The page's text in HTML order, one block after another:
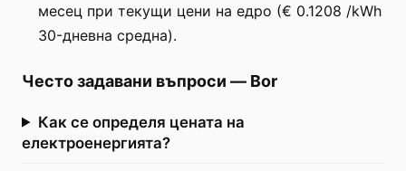
месец при текущи цени на едро (€ 0.1208 /kWh
30-дневна средна).
Често задавани въпроси — Bor
Как се определя цената на
електроенергията?